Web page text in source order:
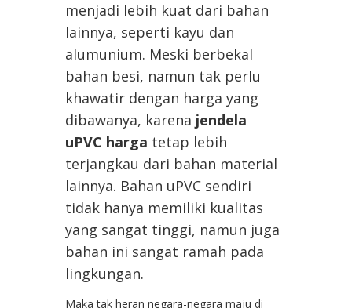
menjadi lebih kuat dari bahan
lainnya, seperti kayu dan
alumunium. Meski berbekal
bahan besi, namun tak perlu
khawatir dengan harga yang
dibawanya, karena jendela
uPVC harga tetap lebih
terjangkau dari bahan material
lainnya. Bahan uPVC sendiri
tidak hanya memiliki kualitas
yang sangat tinggi, namun juga
bahan ini sangat ramah pada
lingkungan.
Maka tak heran negara-negara maju di